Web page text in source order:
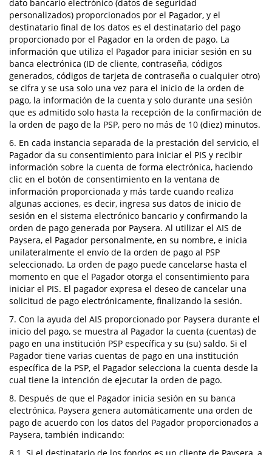
dato bancario electrónico (datos de seguridad
personalizados) proporcionados por el Pagador, y el
destinatario final de los datos es el destinatario del pago
proporcionado por el Pagador en la orden de pago. La
información que utiliza el Pagador para iniciar sesión en su
banca electrónica (ID de cliente, contraseña, códigos
generados, códigos de tarjeta de contraseña o cualquier otro)
se cifra y se usa solo una vez para el inicio de la orden de
pago, la información de la cuenta y solo durante una sesión
que es admitido solo hasta la recepción de la confirmación de
la orden de pago de la PSP, pero no más de 10 (diez) minutos.
6. En cada instancia separada de la prestación del servicio, el
Pagador da su consentimiento para iniciar el PIS y recibir
información sobre la cuenta de forma electrónica, haciendo
clic en el botón de consentimiento en la ventana de
información proporcionada y más tarde cuando realiza
algunas acciones, es decir, ingresa sus datos de inicio de
sesión en el sistema electrónico bancario y confirmando la
orden de pago generada por Paysera. Al utilizar el AIS de
Paysera, el Pagador personalmente, en su nombre, e inicia
unilateralmente el envío de la orden de pago al PSP
seleccionado. La orden de pago puede cancelarse hasta el
momento en que el Pagador otorga el consentimiento para
iniciar el PIS. El pagador expresa el deseo de cancelar una
solicitud de pago electrónicamente, finalizando la sesión.
7. Con la ayuda del AIS proporcionado por Paysera durante el
inicio del pago, se muestra al Pagador la cuenta (cuentas) de
pago en una institución PSP específica y su (su) saldo. Si el
Pagador tiene varias cuentas de pago en una institución
específica de la PSP, el Pagador selecciona la cuenta desde la
cual tiene la intención de ejecutar la orden de pago.
8. Después de que el Pagador inicia sesión en su banca
electrónica, Paysera genera automáticamente una orden de
pago de acuerdo con los datos del Pagador proporcionados a
Paysera, también indicando: